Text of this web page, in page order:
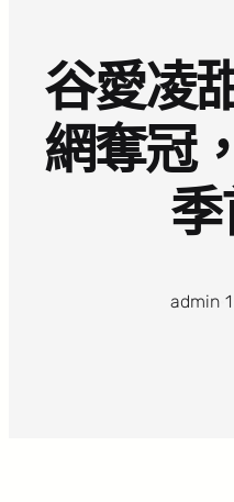
谷愛凌
網奪冠
admin·